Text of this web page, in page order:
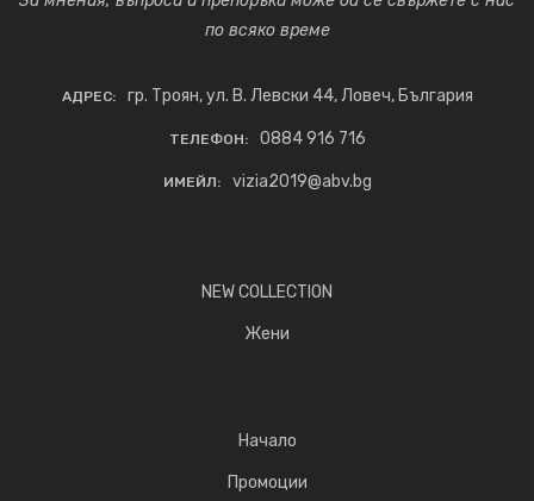
по всяко време
АДРЕС: гр. Троян, ул. В. Левски 44, Ловеч, България
ТЕЛЕФОН: 0884 916 716
ИМЕЙЛ: vizia2019@abv.bg
NEW COLLECTION
Жени
Начало
Промоции